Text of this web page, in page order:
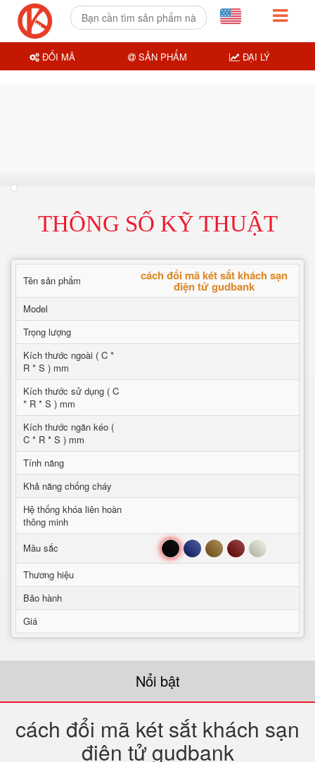
THÔNG SỐ KỸ THUẬT
Tên sản phẩm cách đổi mã két sắt khách sạn
điện tử gudbank
Model
Trọng lượng
Kích thước ngoài ( C *
R * S ) mm
Kích thước sử dụng ( C
* R * S ) mm
Kích thước ngăn kéo (
C * R * S ) mm
Tính năng
Khả năng chống cháy
Hệ thống khóa liên hoàn
thông minh
Mầu sắc
Đen Xanh Nâu Đỏ Trắng
Thương hiệu
Bảo hành
Giá
Nổi bật
cách đổi mã két sắt khách sạn
điện tử gudbank
ĐỔI MÃ SẢN PHẨM ĐẠI LÝ